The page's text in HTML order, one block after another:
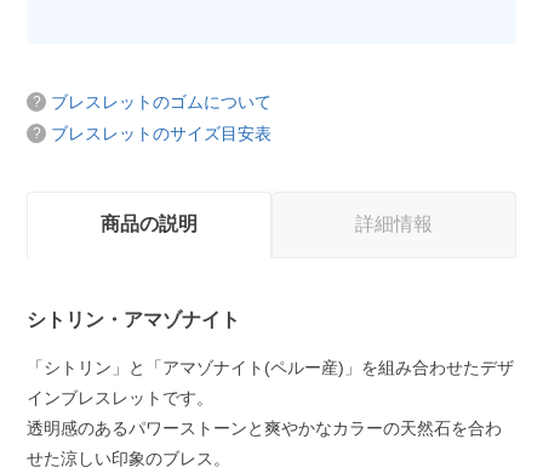
ブレスレットのゴムについて
ブレスレットのサイズ目安表
商品の説明 詳細情報
シトリン・アマゾナイト
「シトリン」と「アマゾナイト(ペルー産)」を組み合わせたデザ
インブレスレットです。
透明感のあるパワーストーンと爽やかなカラーの天然石を合わ
せた涼しい印象のブレス。